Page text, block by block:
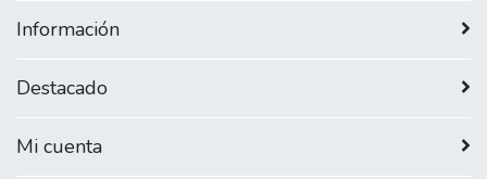
Información
Destacado
Mi cuenta